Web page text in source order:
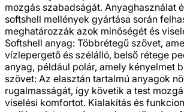
mozgás szabadságát. Anyaghasználat
softshell mellények gyártása során
meghatározzák azok minőségét és
Softshell anyag: Többrétegű szövet,
vízlepergető és szélálló, belső rétege
anyag, például polár, amely kényelmet
szövet: Az elasztán tartalmú anyagok
rugalmasságát, így követik a test
viselési komfortot. Kialakítás és